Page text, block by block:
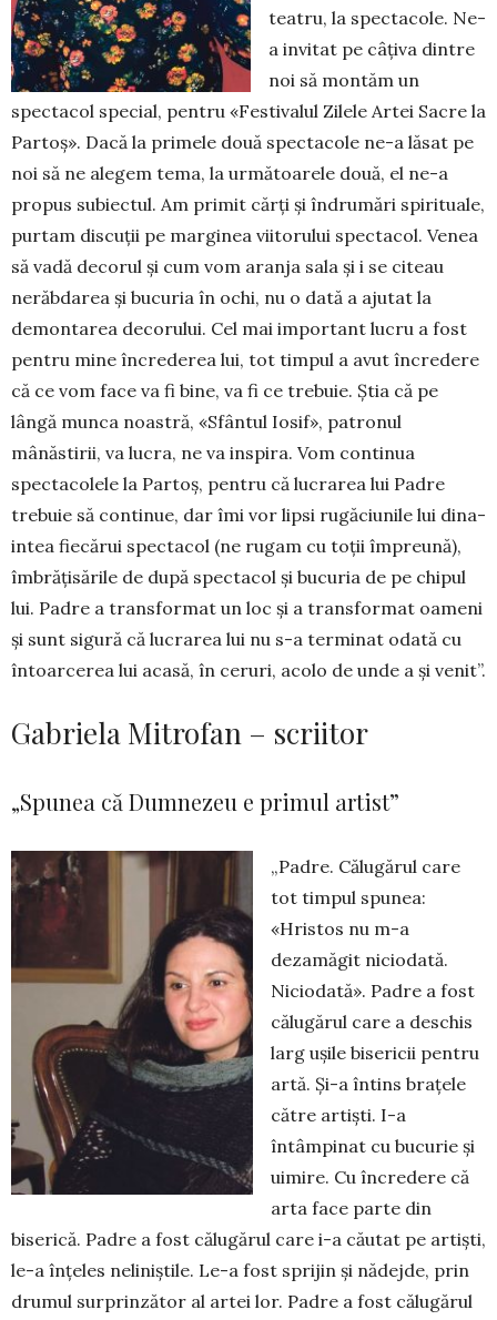
teatru, la spectacole. Ne-
a in­vi­tat pe câțiva dintre
noi să mon­tăm un
spectacol special, pentru «Festivalul Zilele Artei Sacre la
Partoș». Dacă la primele două spectacole ne-a lăsat pe
noi să ne alegem tema, la următoarele două, el ne-a
propus subiectul. Am pri­mit cărți și îndrumări spirituale,
purtam discuții pe marginea viitorului spectacol. Venea
să vadă decorul și cum vom aranja sala și i se citeau
nerăbdarea și bucuria în ochi, nu o dată a ajutat la
demontarea decorului. Cel mai important lucru a fost
pentru mine încrederea lui, tot timpul a avut încredere
că ce vom face va fi bine, va fi ce tre­buie. Știa că pe
lângă mun­ca noastră, «Sfântul Iosif», patronul
mânăstirii, va lucra, ne va inspira. Vom continua
spectacolele la Par­toș, pentru că lu­cra­rea lui Padre
trebuie să continue, dar îmi vor lip­si rugăciunile lui dina­
intea fie­cărui spec­tacol (ne rugam cu toții împre­ună),
îmbră­țisările de după spectacol și bucuria de pe chipul
lui. Padre a transformat un loc și a trans­format oa­meni
și sunt sigură că lu­crarea lui nu s-a terminat odată cu
întoarcerea lui acasă, în ceruri, acolo de unde a și venit”.
Gabriela Mitrofan – scriitor
„Spunea că Dumnezeu e primul artist”
„Padre. Călugărul care
tot timpul spunea:
«Hristos nu m-a
dezamăgit niciodată.
Niciodată». Padre a fost
că­lugărul care a deschis
larg ușile bi­se­ricii pentru
artă. Și-a întins bra­țele
către artiști. I-a
întâmpinat cu bucurie și
uimire. Cu încredere că
arta face parte din
biserică. Padre a fost călu­gărul care i-a căutat pe artiști,
le-a înțeles neliniștile. Le-a fost sprijin și nădejde, prin
drumul surprin­zător al artei lor. Padre a fost călu­gărul